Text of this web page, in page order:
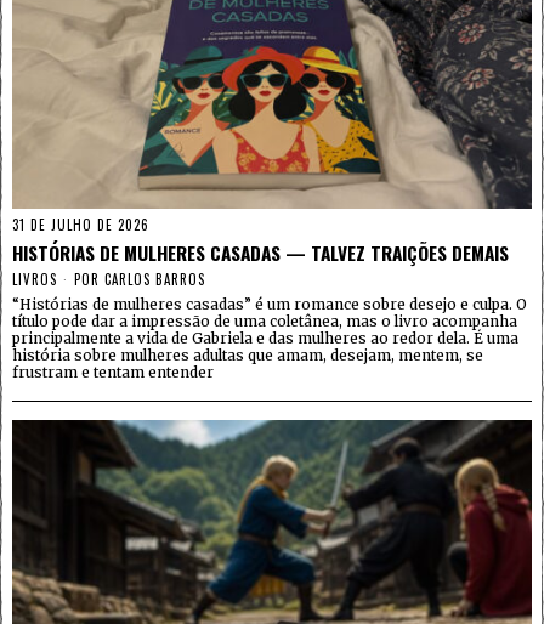
31 DE JULHO DE 2026
HISTÓRIAS DE MULHERES CASADAS — TALVEZ TRAIÇÕES DEMAIS
LIVROS POR CARLOS BARROS
“Histórias de mulheres casadas” é um romance sobre desejo e culpa. O
título pode dar a impressão de uma coletânea, mas o livro acompanha
principalmente a vida de Gabriela e das mulheres ao redor dela. É uma
história sobre mulheres adultas que amam, desejam, mentem, se
frustram e tentam entender